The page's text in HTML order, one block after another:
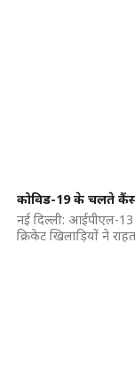
कोविड-19 के चलते
नई दिल्ली: आईपीएल-
क्रिकेट खिलाड़ियों ने